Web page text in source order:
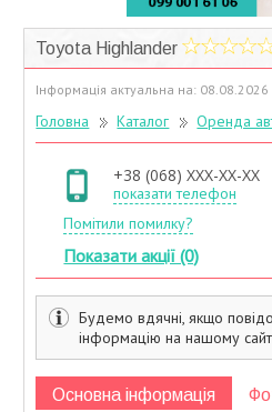
Toyota Highlander
Інформація актуальна на: 08.08.2026
Головна Каталог Оренда
+38 (068) XXX-XX-XX
показати телефон
Помітили помилку?
Показати акції (0)
Будемо вдячні, якщо
інформацію на нашому
Основна інформація